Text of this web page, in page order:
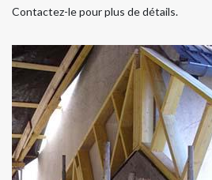
Contactez-le pour plus de détails.